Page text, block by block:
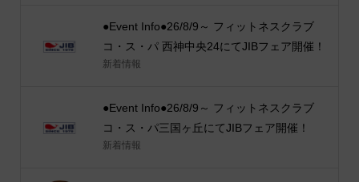
●Event Info●26/8/9～ フィットネスクラブ
コ・ス・パ 西神中央24にてJIBフェア開催！
新着情報
●Event Info●26/8/9～ フィットネスクラブ
コ・ス・パ三国ヶ丘にてJIBフェア開催！
新着情報